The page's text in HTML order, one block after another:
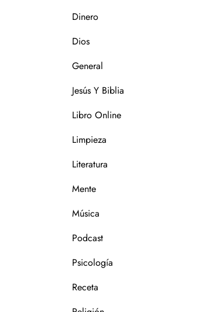
Dinero
Dios
General
Jesús Y Biblia
Libro Online
Limpieza
Literatura
Mente
Música
Podcast
Psicología
Receta